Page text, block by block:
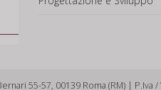
55-57, 00139 Roma (RM) | P.Iva /